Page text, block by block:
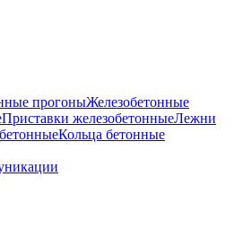
прогоныЖелезобетонные
Приставки железобетонныеЛежни
Кольца бетонные